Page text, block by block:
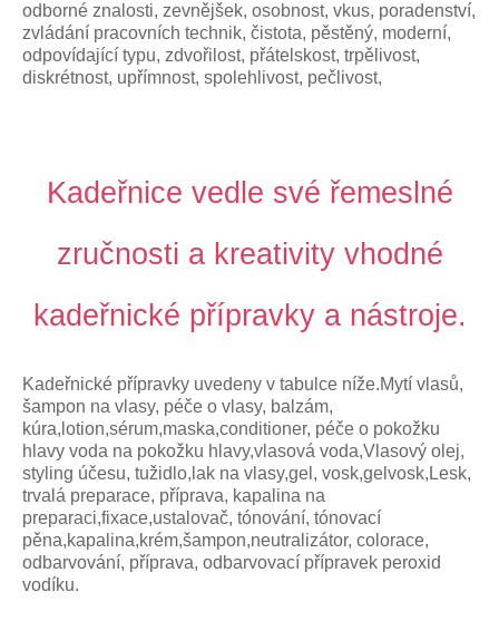
odborné znalosti, zevnějšek, osobnost, vkus, poradenství,
zvládání pracovních technik, čistota, pěstěný, moderní,
odpovídající typu, zdvořilost, přátelskost, trpělivost,
diskrétnost, upřímnost, spolehlivost, pečlivost,
Kadeřnice vedle své řemeslné
zručnosti a kreativity vhodné
kadeřnické přípravky a nástroje.
Kadeřnické přípravky uvedeny v tabulce níže.Mytí vlasů,
šampon na vlasy, péče o vlasy, balzám,
kúra,lotion,sérum,maska,conditioner, péče o pokožku
hlavy voda na pokožku hlavy,vlasová voda,Vlasový olej,
styling účesu, tužidlo,lak na vlasy,gel, vosk,gelvosk,Lesk,
trvalá preparace, příprava, kapalina na
preparaci,fixace,ustalovač, tónování, tónovací
pěna,kapalina,krém,šampon,neutralizátor, colorace,
odbarvování, příprava, odbarvovací přípravek peroxid
vodíku.